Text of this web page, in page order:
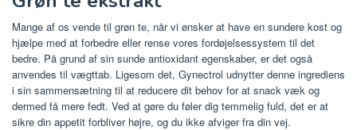
Mange af os vende til grøn te, når vi ønsker at have en sundere kost og
hjælpe med at forbedre eller rense vores fordøjelsessystem til det
bedre. På grund af sin sunde antioxidant egenskaber, er det også
anvendes til vægttab. Ligesom det, Gynectrol udnytter denne ingrediens
i sin sammensætning til at reducere dit behov for at snack væk og
dermed få mere fedt. Ved at gøre du føler dig temmelig fuld, det er at
sikre din appetit forbliver højre, og du ikke afviger fra din vej.